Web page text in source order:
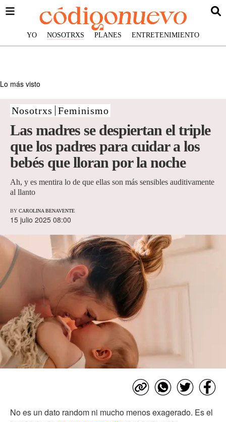
YO NOSOTRXS PLANES ENTRETENIMIENTO
Lo más visto
Nosotrxs Feminismo
Las madres se despiertan el triple
que los padres para cuidar a los
bebés que lloran por la noche
Ah, y es mentira lo de que ellas son más sensibles auditivamente
al llanto
BY CAROLINA BENAVENTE
15 julio 2025 08:00
No es un dato random ni mucho menos exagerado. Es el